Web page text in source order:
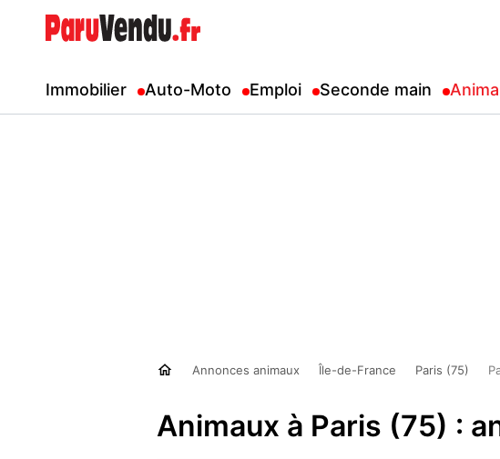
Immobilier Auto-Moto Emploi Seconde main
Annonces animaux Île-de-France Paris (75)
Animaux à Paris (75) :